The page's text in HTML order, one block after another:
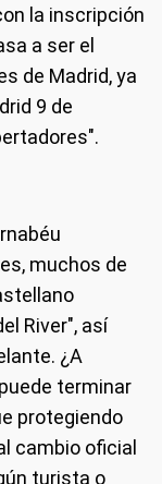
la inscripción
a ser el
de Madrid, ya
9 de
muchos de
River", así
¿A
terminar
protegiendo
cambio oficial
turista o